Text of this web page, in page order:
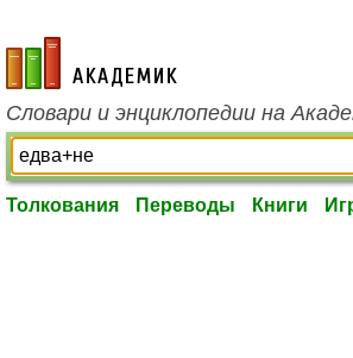
academic.ru
Словари и энциклопедии на
Толкования Переводы Книги